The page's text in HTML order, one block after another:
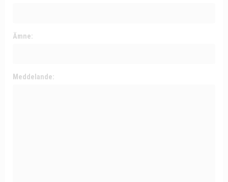
Ämne:
Meddelande: